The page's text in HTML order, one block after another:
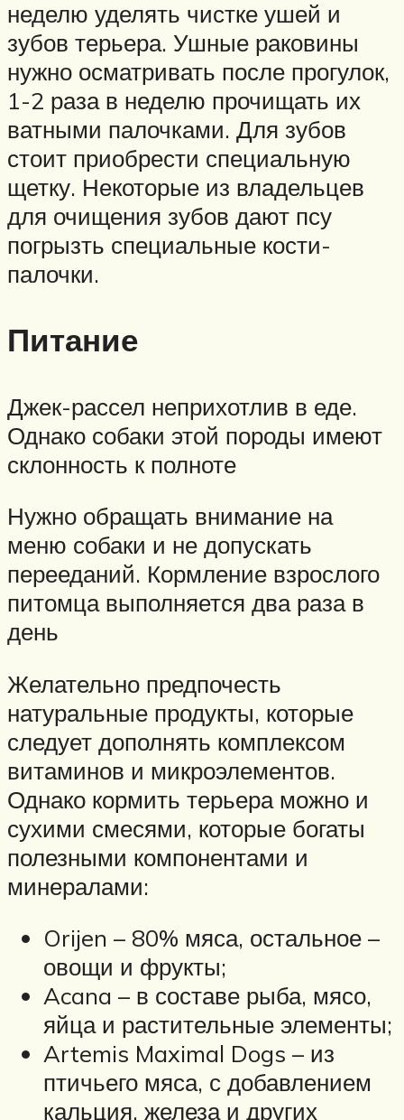
неделю уделять чистке ушей и
зубов терьера. Ушные раковины
нужно осматривать после прогулок,
1-2 раза в неделю прочищать их
ватными палочками. Для зубов
стоит приобрести специальную
щетку. Некоторые из владельцев
для очищения зубов дают псу
погрызть специальные кости-
палочки.
Питание
Джек-рассел неприхотлив в еде.
Однако собаки этой породы имеют
склонность к полноте
Нужно обращать внимание на
меню собаки и не допускать
перееданий. Кормление взрослого
питомца выполняется два раза в
день
Желательно предпочесть
натуральные продукты, которые
следует дополнять комплексом
витаминов и микроэлементов.
Однако кормить терьера можно и
сухими смесями, которые богаты
полезными компонентами и
минералами:
Orijen – 80% мяса, остальное –
овощи и фрукты;
Acana – в составе рыба, мясо,
яйца и растительные элементы;
Artemis Maximal Dogs – из
птичьего мяса, с добавлением
кальция, железа и других